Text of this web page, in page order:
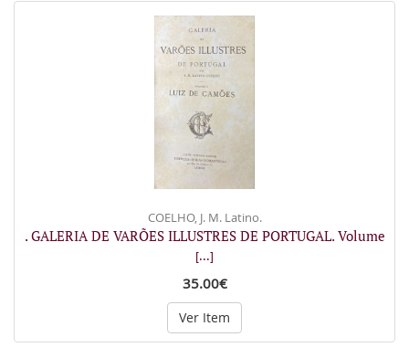
COELHO, J. M. Latino.
. GALERIA DE VARÕES ILLUSTRES DE PORTUGAL. Volume
[...]
35.00€
Ver Item